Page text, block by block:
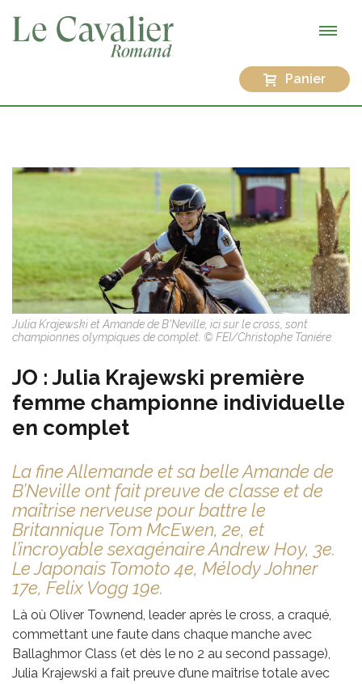
Panier
Julia Krajewski et Amande de B'Neville, ici sur le cross, sont
championnes olympiques de complet. © FEI/Christophe Taniére
JO : Julia Krajewski première
femme championne individuelle
en complet
La fine Allemande et sa belle Amande de
B’Neville ont fait preuve de classe et de
maîtrise nerveuse pour battre le
Britannique Tom McEwen, 2e, et
l’incroyable sexagénaire Andrew Hoy, 3e.
Le Japonais Tomoto 4e, Mélody Johner
17e, Felix Vogg 19e.
Là où Oliver Townend, leader après le cross, a craqué,
commettant une faute dans chaque manche avec
Ballaghmor Class (et dès le no 2 au second passage),
Julia Krajewski a fait preuve d’une maîtrise totale avec